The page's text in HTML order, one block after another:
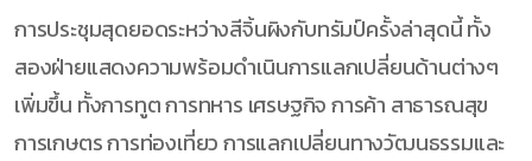
การประชุมสุดยอดระหว่างสีจิ้นผิงกับทรัมป์ครั้งล่าสุดนี้ ทั้ง
สองฝ่ายแสดงความพร้อมดำเนินการแลกเปลี่ยนด้านต่างๆ
เพิ่มขึ้น ทั้งการทูต การทหาร เศรษฐกิจ การค้า สาธารณสุข
การเกษตร การท่องเที่ยว การแลกเปลี่ยนทางวัฒนธรรมและ